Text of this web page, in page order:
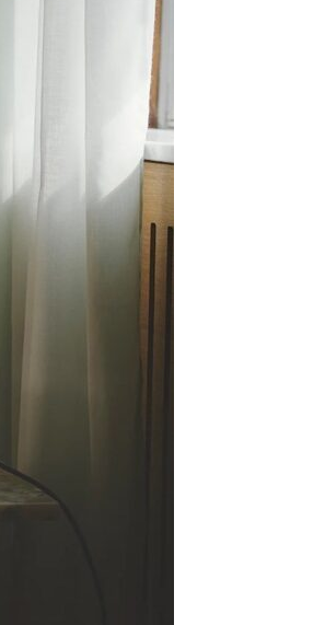
Se kurv
Kasse